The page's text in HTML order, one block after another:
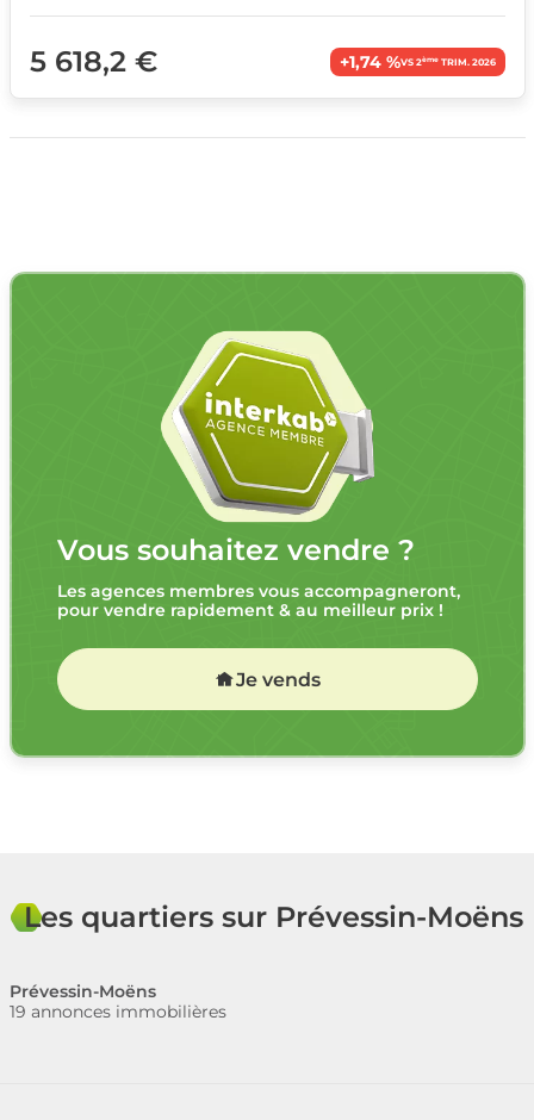
5 618,2 € +1,74 %VS 2èmeTRIM. 2026
Vous souhaitez vendre ?
Les agences membres vous accompagneront,
pour vendre rapidement & au meilleur prix !
Je vends
Les quartiers sur Prévessin-Moëns
Prévessin-Moëns
19 annonces immobilières